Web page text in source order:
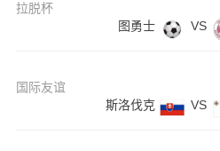
拉脱杯
图勇士
VS
国际友谊
斯洛伐克
VS